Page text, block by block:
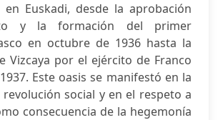
en Euskadi, desde la aprobación
y la formación del primer
en octubre de 1936 hasta la
Vizcaya por el ejército de Franco
Este oasis se manifestó en la
revolución social y en el respeto a
consecuencia de la hegemonía